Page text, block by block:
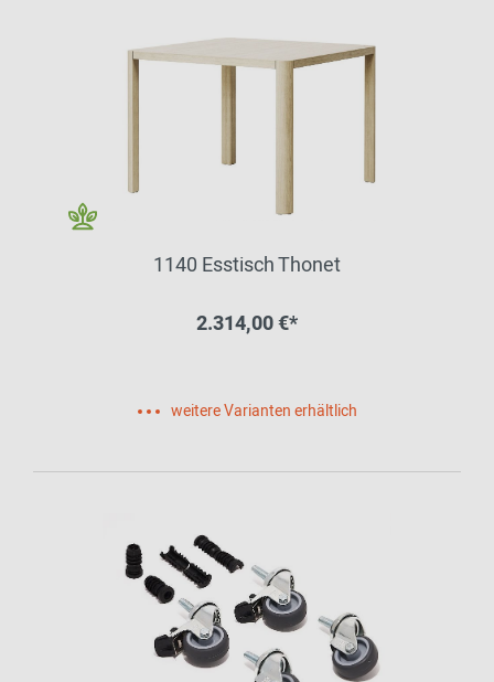
1140 Esstisch Thonet
2.314,00 €*
weitere Varianten erhältlich